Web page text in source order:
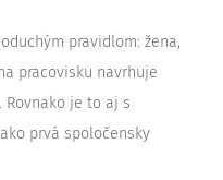
pravidlom: žena,
pracovisku navrhuje
je to aj s
prvá spoločensky